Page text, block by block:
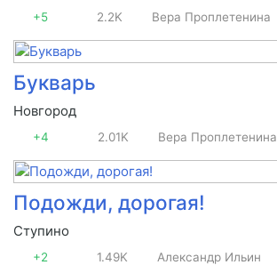
+5 2.2K Вера Проплетенина
Букварь
Новгород
+4 2.01K Вера Проплетенина
Подожди, дорогая!
Ступино
+2 1.49K Александр Ильин